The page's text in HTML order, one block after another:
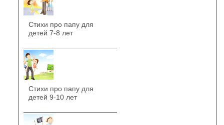
Стихи про папу для
детей 7-8 лет
Стихи про папу для
детей 9-10 лет